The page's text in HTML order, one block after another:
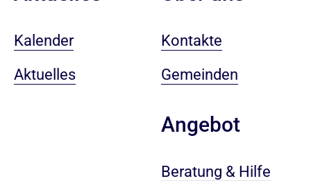
Kalender
Aktuelles
Kontakte
Gemeinden
Angebot
Beratung & Hilfe